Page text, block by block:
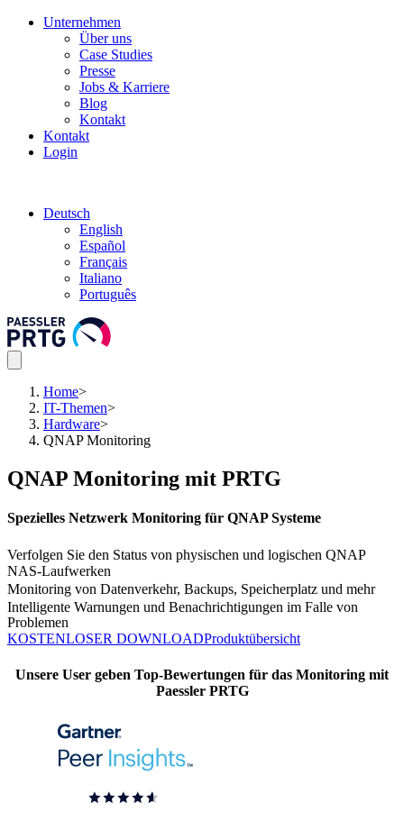
Unternehmen
Über uns
Case Studies
Presse
Jobs & Karriere
Blog
Kontakt
Kontakt
Login
Deutsch
English
Español
Français
Italiano
Português
Home>
IT-Themen>
Hardware>
QNAP Monitoring
QNAP Monitoring mit PRTG
Spezielles Netzwerk Monitoring für QNAP Systeme
Verfolgen Sie den Status von physischen und logischen QNAP
NAS-Laufwerken
Monitoring von Datenverkehr, Backups, Speicherplatz und mehr
Intelligente Warnungen und Benachrichtigungen im Falle von
Problemen
KOSTENLOSER DOWNLOADProduktübersicht
Unsere User geben Top-Bewertungen für das Monitoring mit
Paessler PRTG